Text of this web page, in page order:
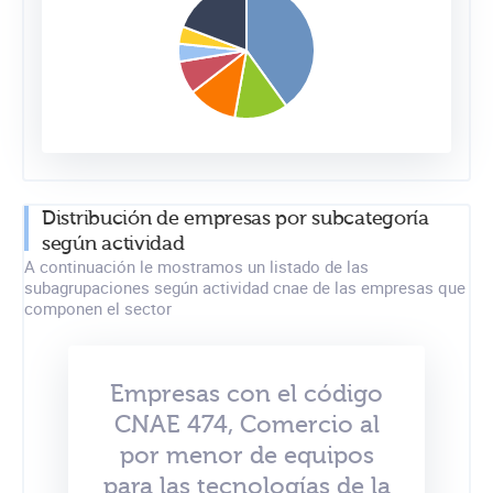
Distribución de empresas por subcategoría
según actividad
A continuación le mostramos un listado de las
subagrupaciones según actividad cnae de las empresas que
componen el sector
Empresas con el código
CNAE 474, Comercio al
por menor de equipos
para las tecnologías de la